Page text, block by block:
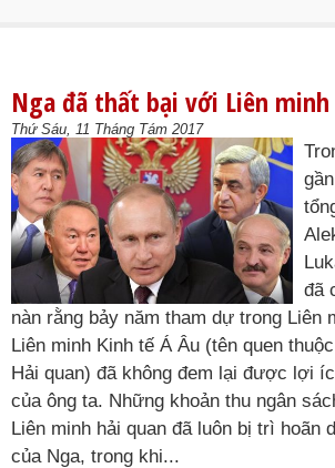
Nga đã thất bại với Liên minh
Thứ Sáu, 11 Tháng Tám 2017
đã
nàn rằng bảy năm tham dự trong Liên
Liên minh Kinh tế Á Âu (tên quen
Hải quan) đã không đem lại được lợi
của ông ta. Những khoản thu ngân
Liên minh hải quan đã luôn bị trì hoãn
của Nga, trong khi...